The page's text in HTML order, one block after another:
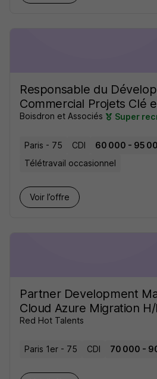
Responsable du
Commercial Projets Clé
Boisdron et Associés Super
Paris - 75 CDI
60 000 - 95
Télétravail occasionnel
Voir l’offre
Partner Development
Cloud Azure Migration H/
Red Hot Talents
Paris 1er - 75 CDI 70 000 -